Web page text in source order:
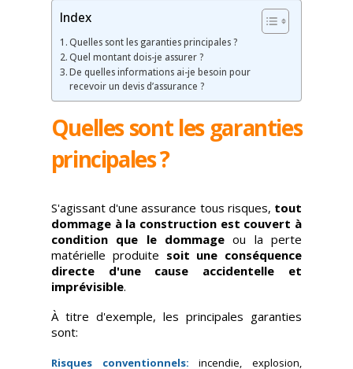
Index
Quelles sont les garanties principales ?
Quel montant dois-je assurer ?
De quelles informations ai-je besoin pour
recevoir un devis d’assurance ?
Quelles sont les garanties
principales ?
S'agissant d'une assurance tous risques, tout
dommage à la construction est couvert à
condition que le dommage ou la perte
matérielle produite soit une conséquence
directe d'une cause accidentelle et
imprévisible.
À titre d'exemple, les principales garanties
sont:
Risques conventionnels: incendie, explosion,